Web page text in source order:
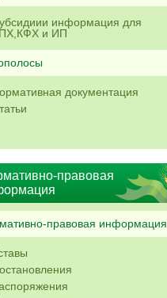
информация для
и ИП
документация
правовая
правовая информация